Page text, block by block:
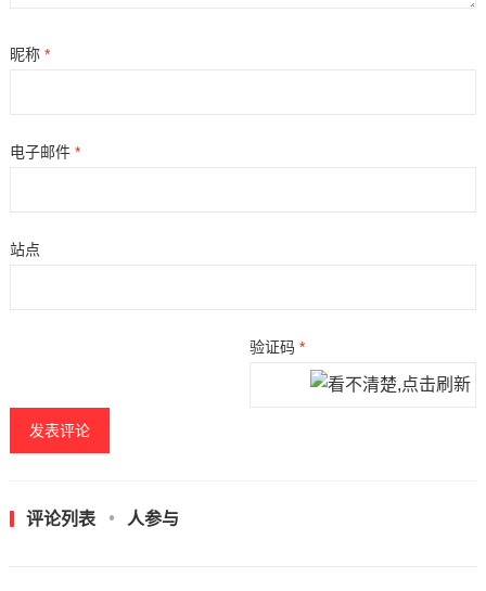
昵称 *
电子邮件 *
站点
验证码*
评论列表 人参与